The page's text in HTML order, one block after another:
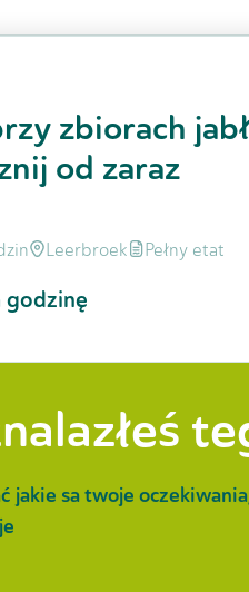
zbiorach
od zaraz
Leerbroek Pełny etat
godzinę
jakie sa twoje